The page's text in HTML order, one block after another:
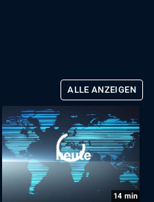
ALLE ANZEIGEN
14 min